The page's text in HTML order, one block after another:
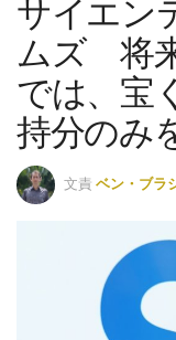
サイエン
ムズ 将
では、宝
持分のみ
文責 ベン・ブラ